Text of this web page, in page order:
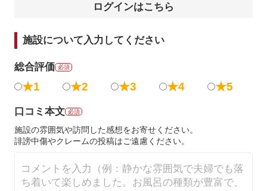
ログインはこちら
施設について入力してください
総合評価 必須
★1 ★2 ★3 ★4 ★5
口コミ本文 必須
施設の雰囲気や訪問した感想をお寄せください。
誹謗中傷やクレームの投稿はご遠慮ください。